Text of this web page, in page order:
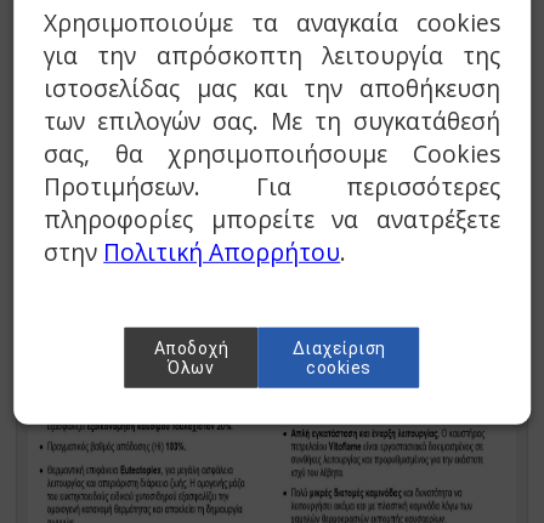
KO2B)
Μαντεμένιος λέβητας πολύ χαμηλών θερμοκρασιών
πετρελαίου ή φυσικού αερίου με ανοξείδωτο εναλλάκτη για
συμπύκνωση καυσαερίων με βαθμό απόδοσης 103% ισχύος
Χρησιμοποιούμε τα αναγκαία cookies
για την απρόσκοπτη λειτουργία της
ιστοσελίδας μας και την αποθήκευση
των επιλογών σας. Με τη συγκατάθεσή
σας, θα χρησιμοποιήσουμε Cookies
Προτιμήσεων. Για περισσότερες
πληροφορίες μπορείτε να ανατρέξετε
στην Πολιτική Απορρήτου.
Αποδοχή
Όλων
Διαχείριση
cookies